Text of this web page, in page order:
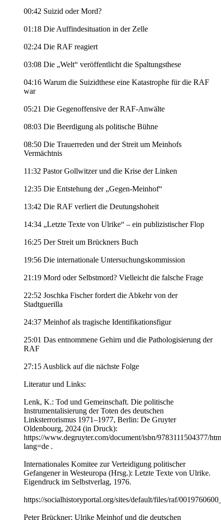
00:42 Suizid oder Mord?
01:18 Die Auffindesituation in der Zelle
02:24 Die RAF reagiert
03:08 Die „Welt“ veröffentlicht die Spaltungsthese
04:16 Warum die Suizidthese eine Katastrophe für die RAF
war
05:21 Die Gegenoffensive der RAF-Anwälte
08:03 Die Beerdigung als politische Bühne
08:50 Die Trauerreden und der Streit um Meinhofs
Vermächtnis
11:32 Pastor Gollwitzer und die Krise der Linken
12:35 Die Entstehung der „Gegen-Meinhof“
13:42 Die RAF verliert die Deutungshoheit
14:34 „Letzte Texte von Ulrike“ – ein publizistischer Flop
16:25 Der Streit um Brückners Buch
19:56 Die internationale Untersuchungskommission
21:19 Mord oder Selbstmord? Vielleicht die falsche Frage
22:52 Joschka Fischer fordert die Abkehr von der
Stadtguerilla
24:37 Meinhof als tragische Identifikationsfigur
25:01 Das entnommene Gehirn und die Pathologisierung der
RAF
27:15 Ausblick auf die nächste Folge
Literatur und Links:
Lenk, K.: Tod und Gemeinschaft. Die politische
Instrumentalisierung der Toten des deutschen
Linksterrorismus 1971–1977, Berlin: De Gruyter
Oldenbourg, 2024 (in Druck):
https://www.degruyter.com/document/isbn/9783111504377/
lang=de .
Internationales Komitee zur Verteidigung politischer
Gefangener in Westeuropa (Hrsg.): Letzte Texte von Ulrike.
Eigendruck im Selbstverlag, 1976.
https://socialhistoryportal.org/sites/default/files/raf/
Peter Brückner: Ulrike Meinhof und die deutschen